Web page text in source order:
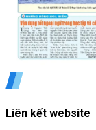
Liên kết website